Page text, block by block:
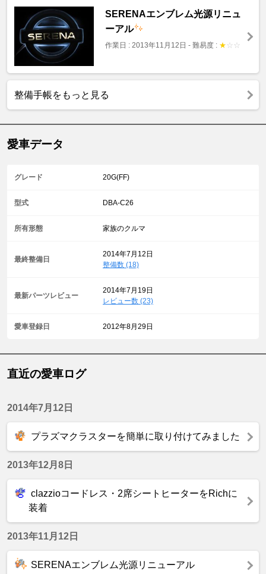
SERENAエンブレム光源リニュ
ーアル
作業日 : 2013年11月12日 - 難易度 : ★ ☆ ☆
整備手帳をもっと見る
愛車データ
グレード 20G(FF)
型式 DBA-C26
所有形態 家族のクルマ
最終整備日
2014年7月12日
整備数 (18)
最新パーツレビュー
2014年7月19日
レビュー数 (23)
愛車登録日 2012年8月29日
直近の愛車ログ
2014年7月12日
プラズマクラスターを簡単に取り付けてみました
2013年12月8日
clazzioコードレス・2席シートヒーターをRichに
装着
2013年11月12日
SERENAエンブレム光源リニューアル